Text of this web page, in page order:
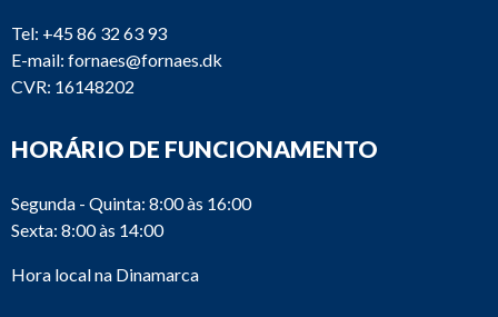
Tel: +45 86 32 63 93
E-mail: fornaes@fornaes.dk
CVR: 16148202
HORÁRIO DE FUNCIONAMENTO
Segunda - Quinta: 8:00 às 16:00
Sexta: 8:00 às 14:00
Hora local na Dinamarca